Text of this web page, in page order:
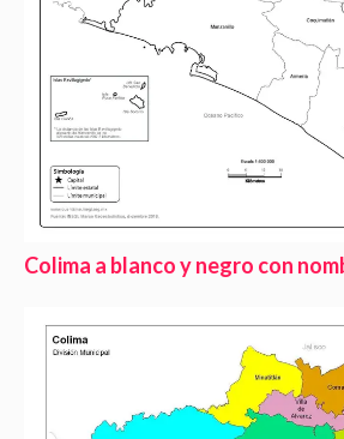
Colima a blanco y negro con